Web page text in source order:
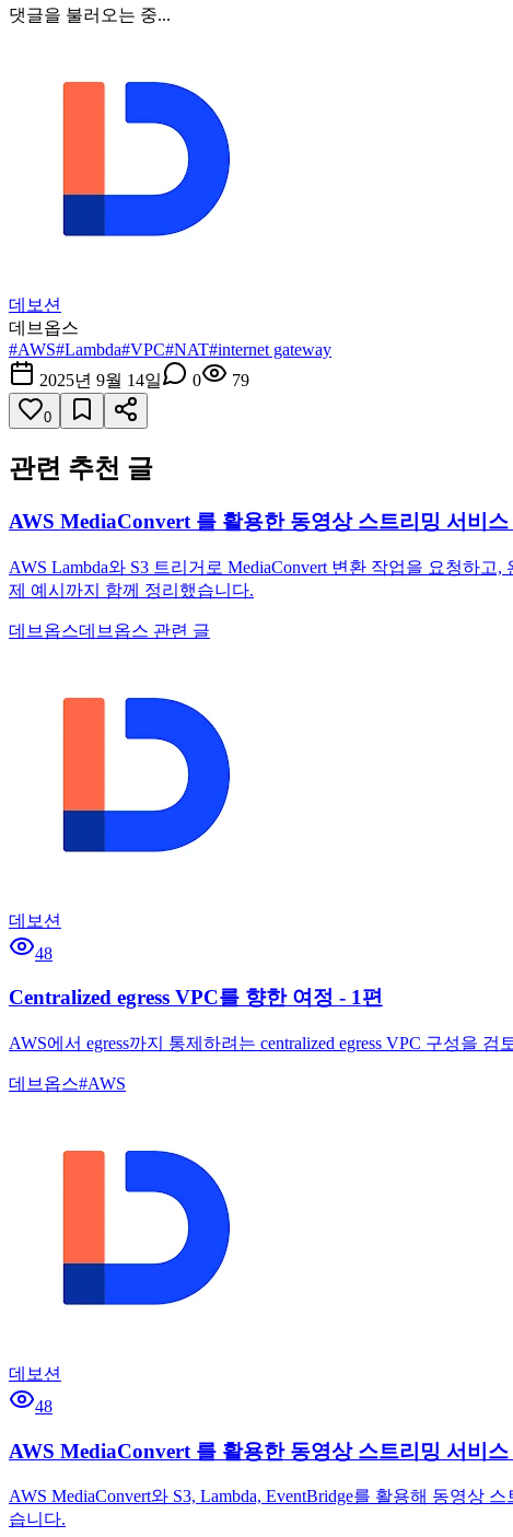
댓글을 불러오는 중...
데보션
데브옵스
#AWS#Lambda#VPC#NAT#internet gateway
2025년 9월 14일
0 79
0
관련 추천 글
AWS MediaConvert 를 활용한 동영상 스트리밍 서비스
AWS Lambda와 S3 트리거로 MediaConvert 변환 작업을 요청하
제 예시까지 함께 정리했습니다.
데브옵스데브옵스 관련 글
데보션
48
Centralized egress VPC를 향한 여정 - 1편
AWS에서 egress까지 통제하려는 centralized egress VPC 구성을
데브옵스#AWS
데보션
48
AWS MediaConvert 를 활용한 동영상 스트리밍 서비스
AWS MediaConvert와 S3, Lambda, EventBridge를 활용해 동영
습니다.